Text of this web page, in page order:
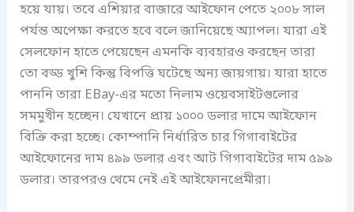
হয়ে যায়। তবে এশিয়ার বাজারে আইফোন পেতে ২০০৮ সাল
পর্যন্ত অপেক্ষা করতে হবে বলে জানিয়েছে অ্যাপল। যারা এই
সেলফোন হাতে পেয়েছেন এমনকি ব্যবহারও করছেন তারা
তো বড্ড খুশি কিন্তু বিপত্তি ঘটেছে অন্য জায়গায়। যারা হাতে
পাননি তারা EBay-এর মতো নিলাম ওয়েবসাইটগুলোর
সমমুখীন হচ্ছেন। যেখানে প্রায় ১০০০ ডলার দামে আইফোন
বিক্রি করা হচ্ছে। কোম্পানি নির্ধারিত চার গিগাবাইটের
আইফোনের দাম ৪৯৯ ডলার এবং আট গিগাবাইটের দাম ৫৯৯
ডলার। তারপরও থেমে নেই এই আইফোনপ্রেমীরা।